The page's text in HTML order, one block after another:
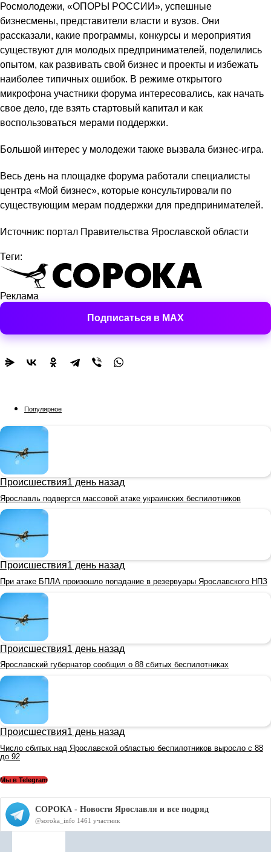
Росмолодежи, «ОПОРЫ РОССИИ», успешные
бизнесмены, представители власти и вузов. Они
рассказали, какие программы, конкурсы и мероприятия
существуют для молодых предпринимателей, поделились
опытом, как развивать свой бизнес и проекты и избежать
наиболее типичных ошибок. В режиме открытого
микрофона участники форума интересовались, как начать
свое дело, где взять стартовый капитал и как
воспользоваться мерами поддержки.
Большой интерес у молодежи также вызвала бизнес-игра.
Весь день на площадке форума работали специалисты
центра «Мой бизнес», которые консультировали по
существующим мерам поддержки для предпринимателей.
Источник: портал Правительства Ярославской области
Теги:
Реклама
Подписаться в MAX
Популярное
Происшествия1 день назад
Ярославль подвергся массовой атаке украинских беспилотников
Происшествия1 день назад
При атаке БПЛА произошло попадание в резервуары Ярославского НПЗ
Происшествия1 день назад
Ярославский губернатор сообщил о 88 сбитых беспилотниках
Происшествия1 день назад
Число сбитых над Ярославской областью беспилотников выросло с 88
до 92
Мы в Telegram